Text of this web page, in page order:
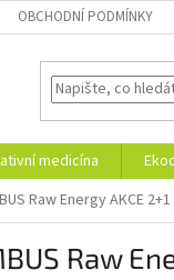
OBCHODNÍ PODMÍNKY
medicína
Raw Energy AKCE
Raw